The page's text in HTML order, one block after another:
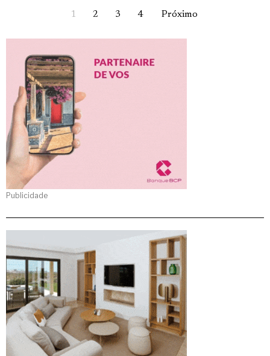
1 2 3 4 Próximo
Publicidade